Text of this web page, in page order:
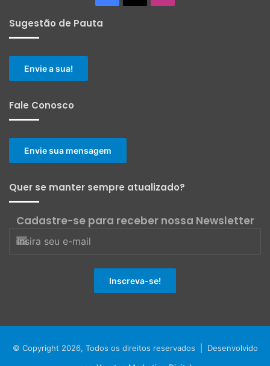
Sugestão de Pauta
Envie a sua!
Fale Conosco
Envie sua mensagem
Quer se manter sempre atualizado?
Cadastre-se para receber nossa Newsletter
© Copyright 2026, Todos os direitos reservados | Desenvolvido